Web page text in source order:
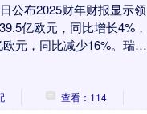
公布2025财年财报显示领
亿欧元，同比增长4%，
元，同比减少16%。瑞安
来6至12个....
查看：114